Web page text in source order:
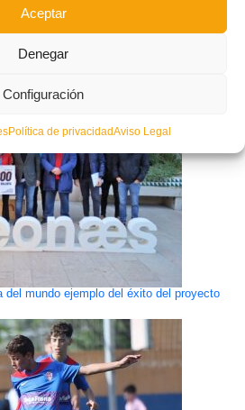
Aceptar
Denegar
Configuración
Política de privacidadAviso Legal
Entrenadoræs 2025
del mundo ejemplo del éxito del proyecto